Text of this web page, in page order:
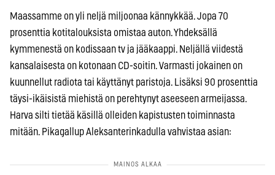
Maassamme on yli neljä miljoonaa kännykkää. Jopa 70
prosenttia kotitalouksista omistaa auton. Yhdeksällä
kymmenestä on kodissaan tv ja jääkaappi. Neljällä viidestä
kansalaisesta on kotonaan CD-soitin. Varmasti jokainen on
kuunnellut radiota tai käyttänyt paristoja. Lisäksi 90 prosenttia
täysi-ikäisistä miehistä on perehtynyt aseeseen armeijassa.
Harva silti tietää käsillä olleiden kapistusten toiminnasta
mitään. Pikagallup Aleksanterinkadulla vahvistaa asian: